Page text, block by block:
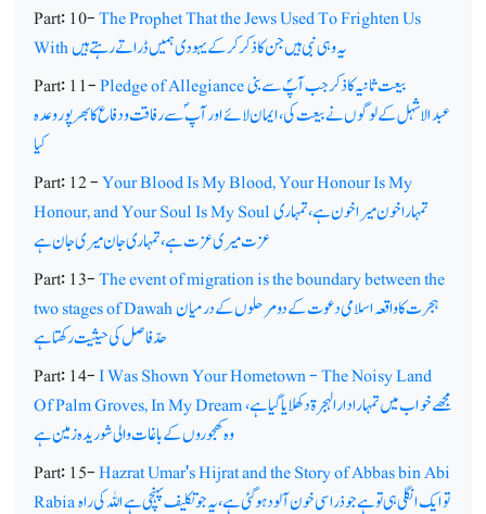
Part: 10-The Prophet That the Jews Used To Frighten Us
Withیہ وہی نبی ہیں جن کا ذکر کرکے یہودی ہمیں ڈراتے رہتے ہیں
Part: 11-Pledge of Allegianceبیعت ثانیہ کا ذکر جب آپؐ سے بنی
عبدالاشہل کے لوگوں نے بیعت کی،ایمان لائے اور آپ ؐسے رفاقت و دفاع کا بھرپور وعدہ
کیا
Part: 12 -Your Blood Is My Blood, Your Honour Is My
Honour, and Your Soul Is My Soulتمہارا خون میرا خون ہے، تمہاری
عزت میری عزت ہے، تمہاری جان میری جان ہے
Part: 13-The event of migration is the boundary between the
two stages of Dawahہجرت کا واقعہ اسلامی دعوت کے دو مرحلوں کے درمیان
حدّ فاصل کی حیثیت رکھتا ہے
Part: 14-I Was Shown Your Hometown - The Noisy Land
Of Palm Groves, In My Dreamمجھے خواب میں تمہارا دارالہجرۃ دکھلایا گیا ہے،
وہ کھجوروں کے باغات والی شوریدہ زمین ہے
Part: 15-Hazrat Umar's Hijrat and the Story of Abbas bin Abi
Rabiaتو ایک انگلی ہی تو ہے جو ذرا سی خون آلود ہوگئی ہے،یہ جو تکلیف پہنچی ہے اللہ کی راہ